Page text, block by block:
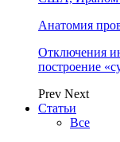
Анатомия
Отключения
построение
Prev Next
Статьи
Все